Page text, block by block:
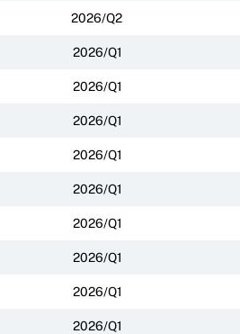
2026/Q2
2026/Q1
2026/Q1
2026/Q1
2026/Q1
2026/Q1
2026/Q1
2026/Q1
2026/Q1
2026/Q1